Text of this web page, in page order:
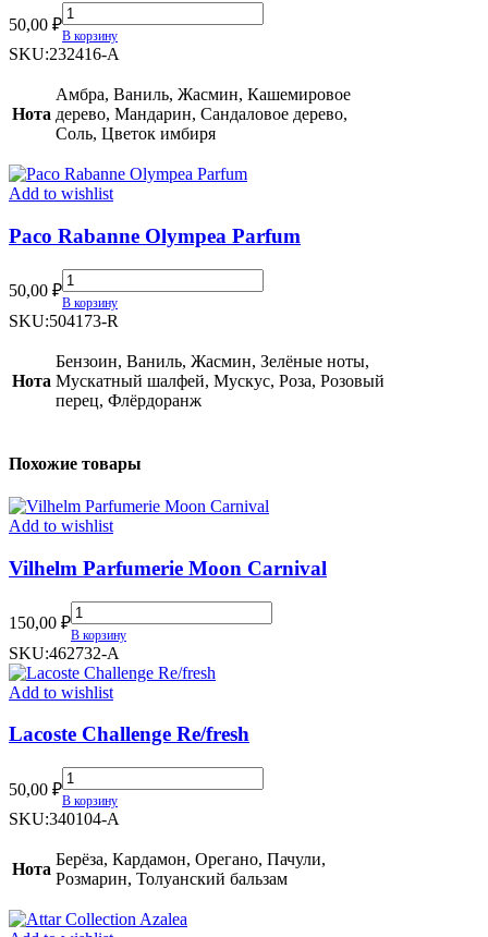
50,00 ₽
Paco
Rabanne
Olympea
В корзину
SKU:232416-A
Нота
Амбра, Ваниль, Жасмин, Кашемировое
дерево, Мандарин, Сандаловое дерево,
Соль, Цветок имбиря
Add to wishlist
Paco Rabanne Olympea Parfum
50,00 ₽
Paco
Rabanne
Olympea
quantity
В корзину
SKU:504173-R
Нота
Бензоин, Ваниль, Жасмин, Зелёные ноты,
Мускатный шалфей, Мускус, Роза, Розовый
перец, Флёрдоранж
Похожие товары
Add to wishlist
Vilhelm Parfumerie Moon Carnival
150,00 ₽
Vilhelm
Parfumerie
Moon
Carnival
quantity
В корзину
SKU:462732-A
Add to wishlist
Lacoste Challenge Re/fresh
50,00 ₽
Lacoste
Challenge
Re/fresh
В корзину
SKU:340104-A
Нота
Берёза, Кардамон, Орегано, Пачули,
Розмарин, Толуанский бальзам